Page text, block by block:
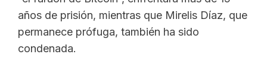
años de prisión, mientras que Mirelis Díaz, que
permanece prófuga, también ha sido
condenada.